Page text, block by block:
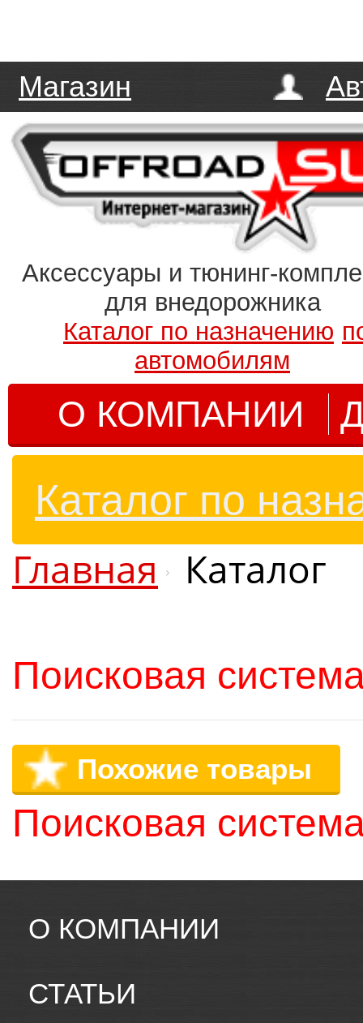
Магазин
Аксессуары и тюнинг-
для внедорожника
Каталог по назначению
автомобилям
О КОМПАНИИ
Каталог по
Главная Каталог
Поисковая
Похожие товары
Поисковая
О КОМПАНИИ
СТАТЬИ